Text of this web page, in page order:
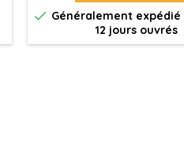
 Généralement expédié
12 jours ouvrés